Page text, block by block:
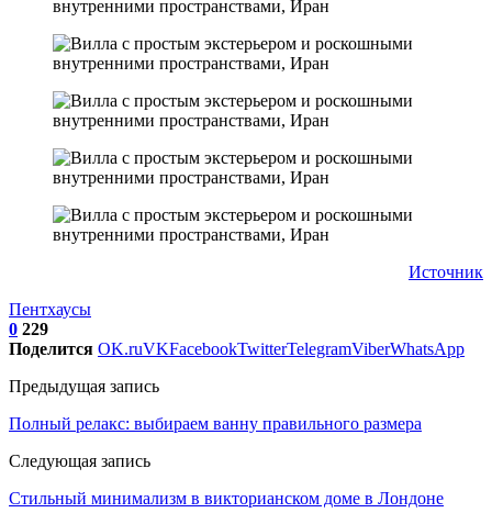
Источник
Пентхаусы
0 229
Поделится OK.ruVKFacebookTwitterTelegramViberWhatsApp
Предыдущая запись
Полный релакс: выбираем ванну правильного размера
Следующая запись
Стильный минимализм в викторианском доме в Лондоне